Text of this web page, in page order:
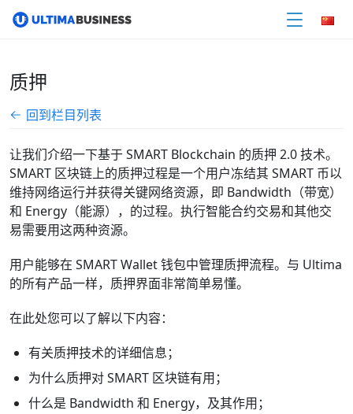
质押
回到栏目列表
让我们介绍一下基于 SMART Blockchain 的质押 2.0 技术。
SMART 区块链上的质押过程是一个用户冻结其 SMART 币以
维持网络运行并获得关键网络资源，即 Bandwidth（带宽）
和 Energy（能源），的过程。执行智能合约交易和其他交
易需要用这两种资源。
用户能够在 SMART Wallet 钱包中管理质押流程。与 Ultima
的所有产品一样，质押界面非常简单易懂。
在此处您可以了解以下内容：
有关质押技术的详细信息；
为什么质押对 SMART 区块链有用；
什么是 Bandwidth 和 Energy，及其作用；